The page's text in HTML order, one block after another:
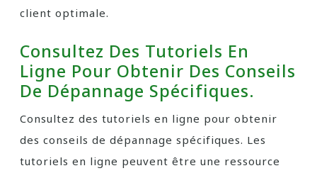
client optimale.
Consultez Des Tutoriels En
Ligne Pour Obtenir Des Conseils
De Dépannage Spécifiques.
Consultez des tutoriels en ligne pour obtenir
des conseils de dépannage spécifiques. Les
tutoriels en ligne peuvent être une ressource